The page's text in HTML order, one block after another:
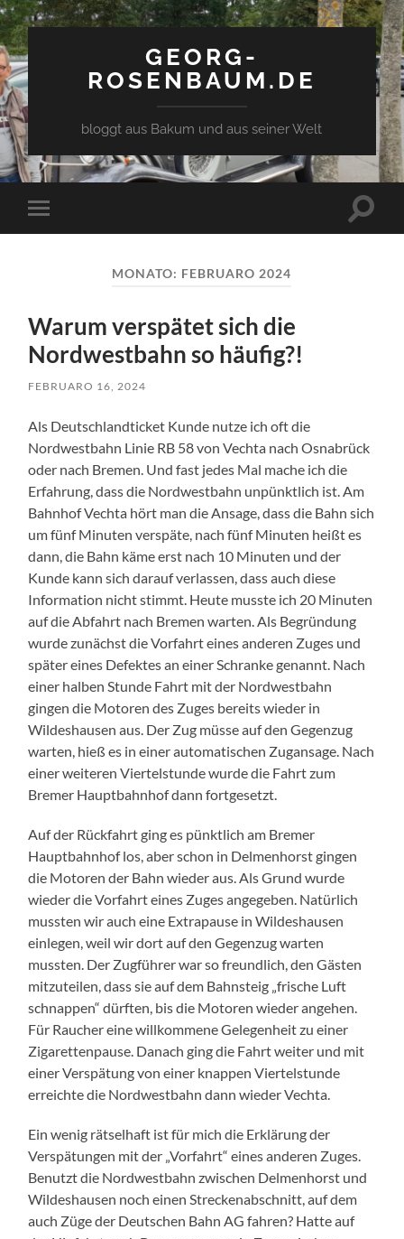
GEORG-
ROSENBAUM.DE
bloggt aus Bakum und aus seiner Welt
Toggle
mobile
Toggle
MONATO: FEBRUARO 2024
Warum verspätet sich die
Nordwestbahn so häufig?!
FEBRUARO 16, 2024
Als Deutschlandticket Kunde nutze ich oft die
Nordwestbahn Linie RB 58 von Vechta nach Osnabrück
oder nach Bremen. Und fast jedes Mal mache ich die
Erfahrung, dass die Nordwestbahn unpünktlich ist. Am
Bahnhof Vechta hört man die Ansage, dass die Bahn sich
um fünf Minuten verspäte, nach fünf Minuten heißt es
dann, die Bahn käme erst nach 10 Minuten und der
Kunde kann sich darauf verlassen, dass auch diese
Information nicht stimmt. Heute musste ich 20 Minuten
auf die Abfahrt nach Bremen warten. Als Begründung
wurde zunächst die Vorfahrt eines anderen Zuges und
später eines Defektes an einer Schranke genannt. Nach
einer halben Stunde Fahrt mit der Nordwestbahn
gingen die Motoren des Zuges bereits wieder in
Wildeshausen aus. Der Zug müsse auf den Gegenzug
warten, hieß es in einer automatischen Zugansage. Nach
einer weiteren Viertelstunde wurde die Fahrt zum
Bremer Hauptbahnhof dann fortgesetzt.
Auf der Rückfahrt ging es pünktlich am Bremer
Hauptbahnhof los, aber schon in Delmenhorst gingen
die Motoren der Bahn wieder aus. Als Grund wurde
wieder die Vorfahrt eines Zuges angegeben. Natürlich
mussten wir auch eine Extrapause in Wildeshausen
einlegen, weil wir dort auf den Gegenzug warten
mussten. Der Zugführer war so freundlich, den Gästen
mitzuteilen, dass sie auf dem Bahnsteig „frische Luft
schnappen“ dürften, bis die Motoren wieder angehen.
Für Raucher eine willkommene Gelegenheit zu einer
Zigarettenpause. Danach ging die Fahrt weiter und mit
einer Verspätung von einer knappen Viertelstunde
erreichte die Nordwestbahn dann wieder Vechta.
Ein wenig rätselhaft ist für mich die Erklärung der
Verspätungen mit der „Vorfahrt“ eines anderen Zuges.
Benutzt die Nordwestbahn zwischen Delmenhorst und
Wildeshausen noch einen Streckenabschnitt, auf dem
auch Züge der Deutschen Bahn AG fahren? Hatte auf